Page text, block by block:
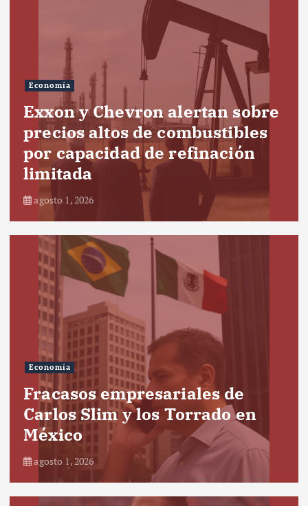
Economía
Exxon y Chevron alertan sobre
precios altos de combustibles
por capacidad de refinación
limitada
agosto 1, 2026
Economía
Fracasos empresariales de
Carlos Slim y los Torrado en
México
agosto 1, 2026